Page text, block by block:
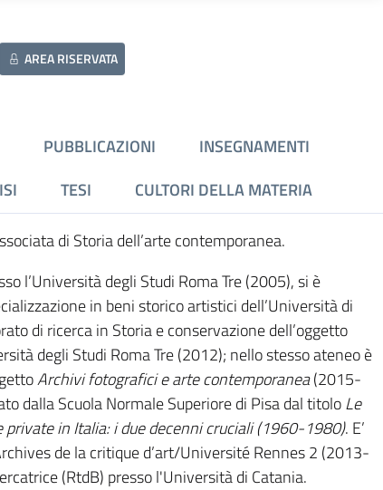
AREA RISERVATA
PUBBLICAZIONI
INSEGNAMENTI
TESI CULTORI DELLA MATERIA
di Storia dell’arte contemporanea.
l’Università degli Studi Roma Tre (2005), si è
in beni storico artistici dell’Università di
di ricerca in Storia e conservazione dell’oggetto
degli Studi Roma Tre (2012); nello stesso ateneo è
Archivi fotografici e arte contemporanea(2015-
dalla Scuola Normale Superiore di Pisa dal titoloLe
private in Italia: i due decenni cruciali (1960-1980). E’
de la critique d’art/Université Rennes 2 (2013-
(RtdB) presso l'Università di Catania.